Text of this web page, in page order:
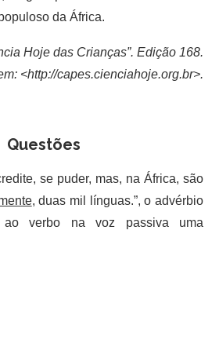
da África.
Hoje das Crianças”. Edição 168.
<http://capes.cienciahoje.org.br>.
Questões
se puder, mas, na África, são
, duas mil línguas.”, o advérbio
ao verbo na voz passiva uma